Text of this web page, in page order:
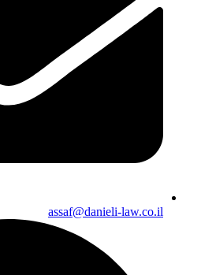
assaf@danieli-law.co.il